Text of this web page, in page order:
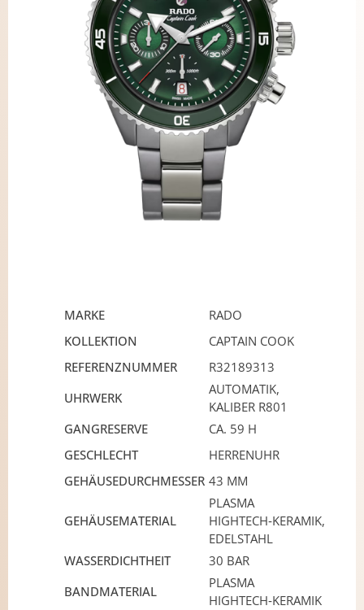
MARKE
RADO
KOLLEKTION
CAPTAIN COOK
REFERENZNUMMER
R32189313
UHRWERK
AUTOMATIK,
KALIBER R801
GANGRESERVE
CA. 59 H
GESCHLECHT
HERRENUHR
GEHÄUSEDURCHMESSER 43 MM
GEHÄUSEMATERIAL
PLASMA
HIGHTECH‑KERAMIK,
EDELSTAHL
WASSERDICHTHEIT
30 BAR
BANDMATERIAL
PLASMA
HIGHTECH‑KERAMIK